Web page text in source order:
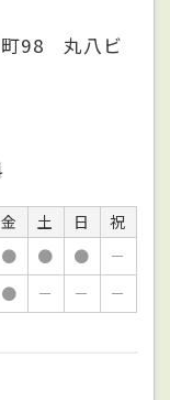
町98 丸八ビ
金 土 日
祝
● ● ●
－
● － － －